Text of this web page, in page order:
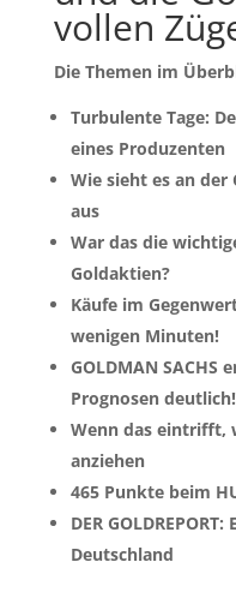
vollen
Die Themen im
Turbulente Tage:
eines Produzenten
Wie sieht es an der
aus
War das die
Goldaktien?
Käufe im
wenigen Minuten!
GOLDMAN SACHS
Prognosen deutlich!
Wenn das eintrifft,
anziehen
465 Punkte beim
DER
Deutschland